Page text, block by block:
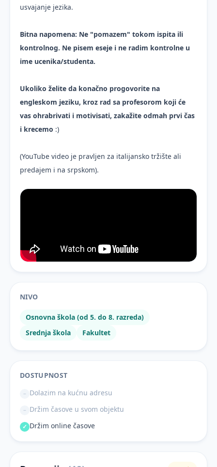
usvajanje jezika.
Bitna napomena: Ne "pomazem" tokom ispita ili
kontrolnog. Ne pisem eseje i ne radim kontrolne u
ime ucenika/studenta.
Ukoliko želite da konačno progovorite na
engleskom jeziku, kroz rad sa profesorom koji će
vas ohrabrivati i motivisati, zakažite odmah prvi čas
i krecemo :)
(YouTube video je pravljen za italijansko tržište ali
predajem i na srpskom).
NIVO
Osnovna škola (od 5. do 8. razreda)
Srednja škola
Fakultet
DOSTUPNOST
– Dolazim na kućnu adresu
– Držim časove u svom objektu
✓ Držim online časove